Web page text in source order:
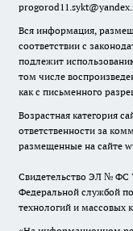
Вся информация,
соответствии с
подлежит
том числе
как с письменного
Возрастная категория
ответственности за
размещенные на сайте
Свидетельство ЭЛ № ФС
Федеральной службой
технологий и массовых